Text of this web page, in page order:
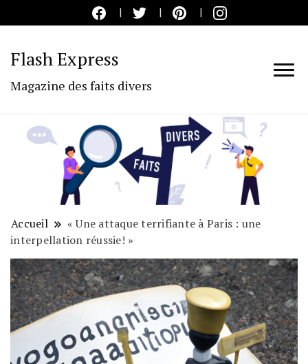
Flash Express
Magazine des faits divers
Accueil
« Une attaque terrifiante à Paris : une
interpellation réussie! »